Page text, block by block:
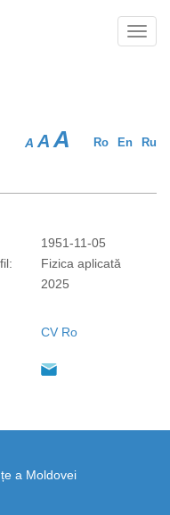
Ro En Ru
A A A
1951-11-05
Fizica aplicată
2025
CV Ro
a Moldovei